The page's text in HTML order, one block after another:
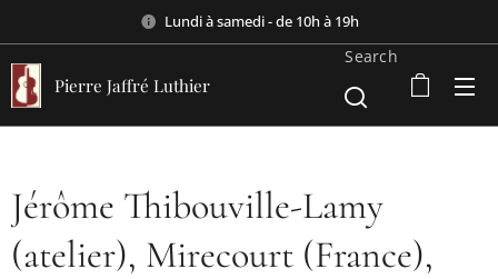
Lundi à samedi - de 10h à 19h
Pierre Jaffré Luthier
Search
Jérôme Thibouville-Lamy
(atelier), Mirecourt (France),